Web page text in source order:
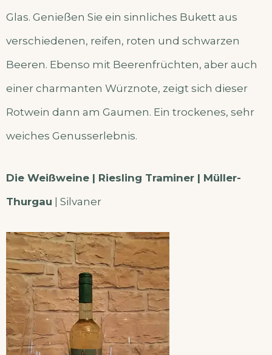
Glas. Genießen Sie ein sinnliches Bukett aus
verschiedenen, reifen, roten und schwarzen
Beeren. Ebenso mit Beerenfrüchten, aber auch
einer charmanten Würznote, zeigt sich dieser
Rotwein dann am Gaumen. Ein trockenes, sehr
weiches Genusserlebnis.
Die Weißweine | Riesling Traminer | Müller-
Thurgau | Silvaner